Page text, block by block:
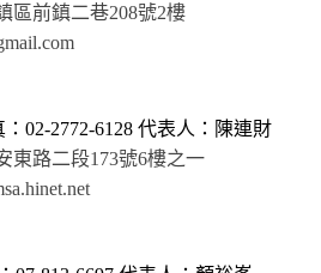
區前鎮二巷208號2樓
02-2772-6128 代表人：陳連財
東路二段173號6樓之一